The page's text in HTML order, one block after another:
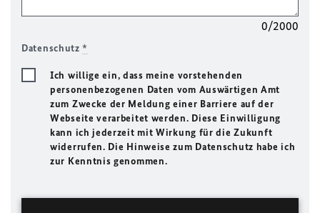
0/2000
Datenschutz*
Ich willige ein, dass meine vorstehenden
personenbezogenen Daten vom Auswärtigen Amt
zum Zwecke der Meldung einer Barriere auf der
Webseite verarbeitet werden. Diese Einwilligung
kann ich jederzeit mit Wirkung für die Zukunft
widerrufen. Die Hinweise zum Datenschutz habe ich
zur Kenntnis genommen.